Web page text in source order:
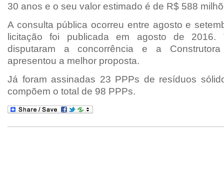
30 anos e o seu valor estimado é de R$ 588
A consulta pública ocorreu entre agosto e
licitação foi publicada em agosto de 2016.
disputaram a concorrência e a
apresentou a melhor proposta.
Já foram assinadas 23 PPPs de resíduos
compõem o total de 98 PPPs.